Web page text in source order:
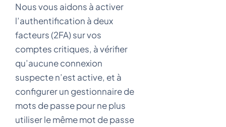
Nous vous aidons à activer
l’authentification à deux
facteurs (2FA) sur vos
comptes critiques, à vérifier
qu’aucune connexion
suspecte n’est active, et à
configurer un gestionnaire de
mots de passe pour ne plus
utiliser le même mot de passe